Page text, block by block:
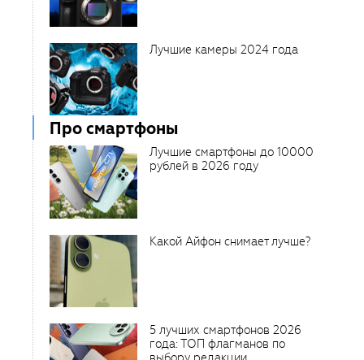
Лучшие камеры 2024 года
Про смартфоны
Лучшие смартфоны до 10000
рублей в 2026 году
Какой Айфон снимает лучше?
5 лучших смартфонов 2026
года: ТОП флагманов по